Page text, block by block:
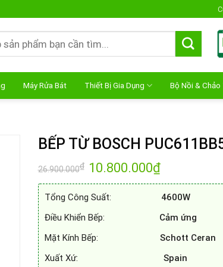
Máy Rửa Bát Thiết Bị Gia Dụng Bộ Nồi &
BẾP TỪ BOSCH
26.900.000₫ Giá
gốc
là:
10.800.000₫Giá
hiện
tại
10.800.000₫.
Tổng Công Suất:
4600W
Điều Khiển Bếp: Cảm ứng
Mặt Kính Bếp: Schott Ceran
Xuất Xứ: Spain